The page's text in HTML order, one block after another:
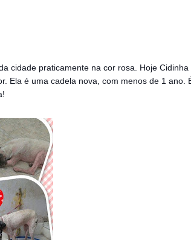
cidade praticamente na cor rosa. Hoje Cidinha
Ela é uma cadela nova, com menos de 1 ano.